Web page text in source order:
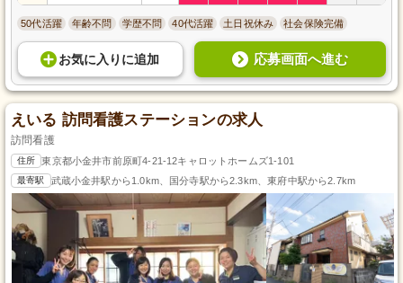
50代活躍 年齢不問 学歴不問 40代活躍 土日祝休み 社会保険完備
お気に入り に追加 応募画面へ進む
えいる 訪問看護ステーションの求人
訪問看護
住所 東京都小金井市前原町4-21-12キャロットホームズ1-101
最寄駅 武蔵小金井駅から1.0km、国分寺駅から2.3km、東府中駅から2.7km